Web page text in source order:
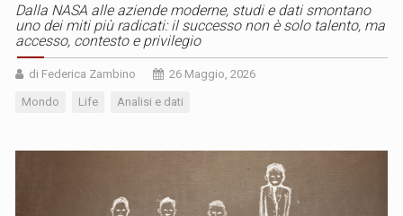
Dalla NASA alle aziende moderne, studi e dati smontano
uno dei miti più radicati: il successo non è solo talento, ma
accesso, contesto e privilegio
di Federica Zambino 26 Maggio, 2026
Mondo Life Analisi e dati